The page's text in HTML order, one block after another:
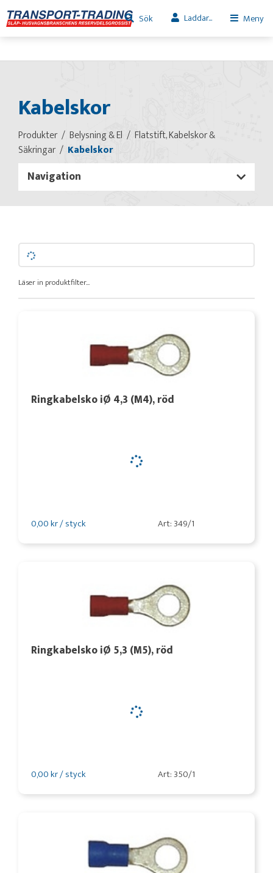
Sök Laddar... Meny
Kabelskor
Produkter Belysning & El
Flatstift, Kabelskor &
Säkringar
Kabelskor
Navigation
Läser in produktfilter...
Ringkabelsko iØ 4,3 (M4), röd
0,00 kr / styck Art: 349/1
Ringkabelsko iØ 5,3 (M5), röd
0,00 kr / styck Art: 350/1